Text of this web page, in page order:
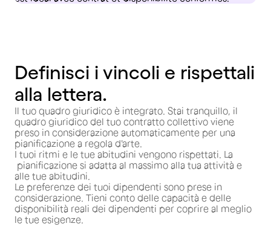
Definisci i vincoli e rispettali
alla lettera.
Il tuo quadro giuridico è integrato. Stai tranquillo, il
quadro giuridico del tuo contratto collettivo viene
preso in considerazione automaticamente per una
pianificazione a regola d'arte.
I tuoi ritmi e le tue abitudini vengono rispettati. La
pianificazione si adatta al massimo alla tua attività e
alle tue abitudini.
Le preferenze dei tuoi dipendenti sono prese in
considerazione. Tieni conto delle capacità e delle
disponibilità reali dei dipendenti per coprire al meglio
le tue esigenze.